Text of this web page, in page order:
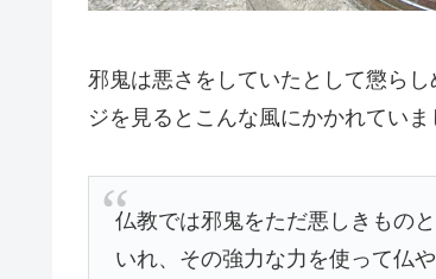
邪鬼は悪さをしていたとして懲ら
ジを見るとこんな風にかかれていま
仏教では邪鬼をただ悪しきもの
いれ、その強力な力を使って仏